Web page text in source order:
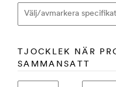
TJOCKLEK NÄR
SAMMANSATT